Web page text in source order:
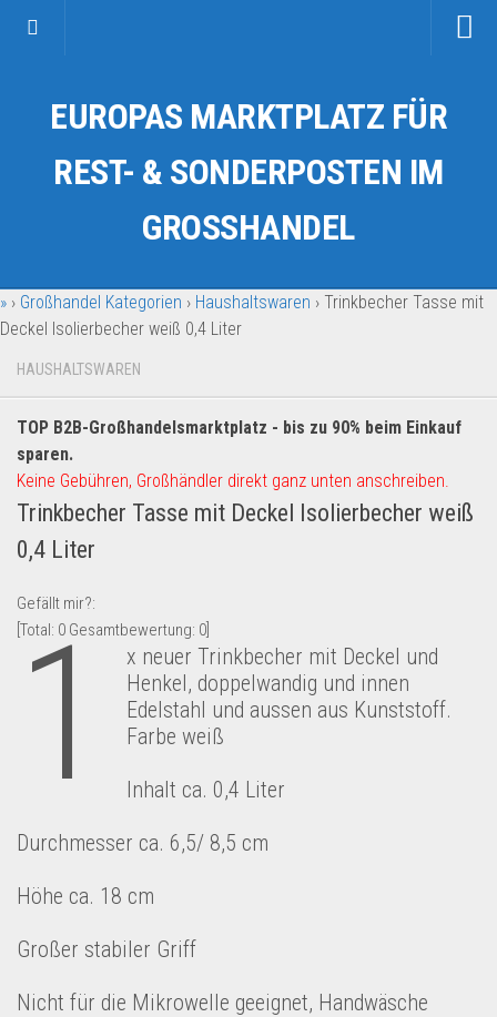
Kategorien
Auto & Motorrad
Fahrzeuge & Transport
Garten & Werkzeug
Geschäft, Büro & Schreibwaren
Geschenkartikel
Handy und Smartphone
Kosmetik & Pflege
Lebensmittel & Getränke
Multimedia & Elektro
Münzen
Spielzeug & Games
Schuhe & Accessoires
Sport & Freizeit
Uhren & Schmuck
Wohnen & Einrichten
Restposten für Privatpersonen
eBay Restposten kaufen
Saison & Eventprodkte
Dropshipping-Produkte
EUROPAS MARKTPLATZ FÜR
REST- & SONDERPOSTEN IM
GROSSHANDEL
» › Großhandel Kategorien › Haushaltswaren › Trinkbecher Tasse mit
Deckel Isolierbecher weiß 0,4 Liter
HAUSHALTSWAREN
TOP B2B-Großhandelsmarktplatz - bis zu 90% beim Einkauf
sparen.
Keine Gebühren, Großhändler direkt ganz unten anschreiben.
Trinkbecher Tasse mit Deckel Isolierbecher weiß
0,4 Liter
Gefällt mir?:
[Total: 0 Gesamtbewertung: 0
1
x neuer Trinkbecher mit Deckel und
Henkel, doppelwandig und innen
Edelstahl und aussen aus Kunststoff.
Farbe weiß
Inhalt ca. 0,4 Liter
Durchmesser ca. 6,5/ 8,5 cm
Höhe ca. 18 cm
Großer stabiler Griff
Nicht für die Mikrowelle geeignet, Handwäsche